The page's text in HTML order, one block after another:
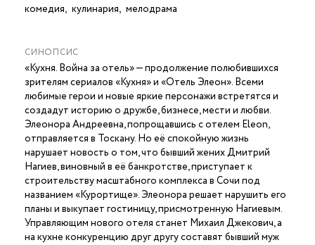
комедия, кулинария, мелодрама
СИНОПСИС
«Кухня. Война за отель» — продолжение полюбившихся
зрителям сериалов «Кухня» и «Отель Элеон». Всеми
любимые герои и новые яркие персонажи встретятся и
создадут историю о дружбе, бизнесе, мести и любви.
Элеонора Андреевна, попрощавшись с отелем Eleon,
отправляется в Тоскану. Но её спокойную жизнь
нарушает новость о том, что бывший жених Дмитрий
Нагиев, виновный в её банкротстве, приступает к
строительству масштабного комплекса в Сочи под
названием «Курортище». Элеонора решает нарушить его
планы и выкупает гостиницу, присмотренную Нагиевым.
Управляющим нового отеля станет Михаил Джекович, а
на кухне конкуренцию друг другу составят бывший муж